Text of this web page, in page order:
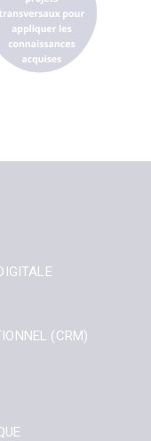
(CRM)